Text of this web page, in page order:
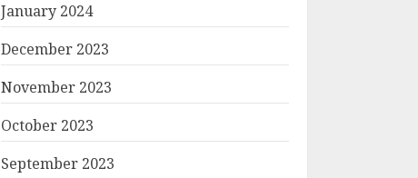
January 2024
December 2023
November 2023
October 2023
September 2023